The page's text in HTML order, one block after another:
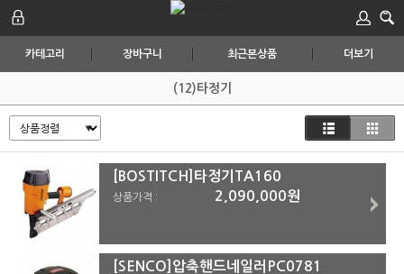
카테고리 장바구니 최근본상품 더보기
(12)타정기
[BOSTITCH]타정기TA160
상품가격 : 2,090,000원
[SENCO]압축핸드네일러PC0781